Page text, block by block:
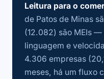
Leitura para o
de Patos de Minas
(12.082) são MEIs
linguagem e
4.306 empresas
meses, há um fluxo